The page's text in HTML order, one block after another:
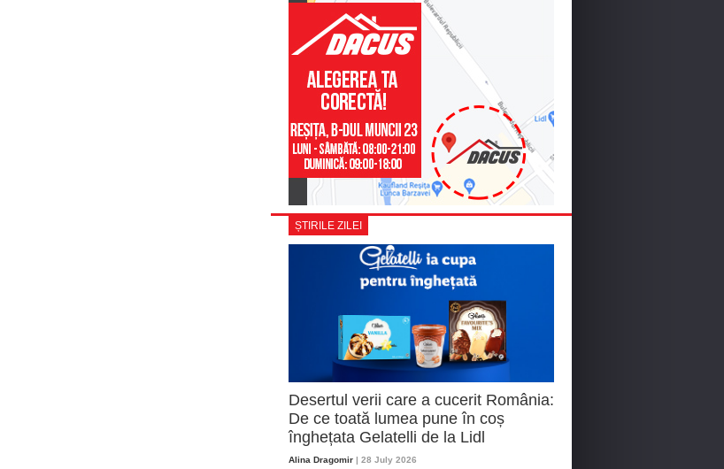
ȘTIRILE ZILEI
Desertul verii care a cucerit România:
De ce toată lumea pune în coș
înghețata Gelatelli de la Lidl
Alina Dragomir | 28 July 2026